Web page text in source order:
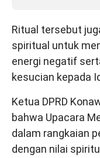
Ritual tersebut
spiritual untuk
energi negatif
kesucian kepada
Ketua DPRD
bahwa Upacara
dalam rangkaian
dengan nilai